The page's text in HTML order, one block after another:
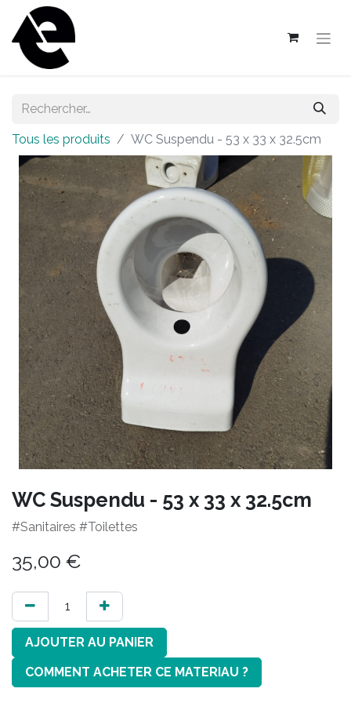
Tous les produits WC Suspendu - 53 x 33 x 32.5cm
WC Suspendu - 53 x 33 x 32.5cm
#Sanitaires #Toilettes
35,00 €
AJOUTER AU PANIER
COMMENT ACHETER CE MATERIAU ?